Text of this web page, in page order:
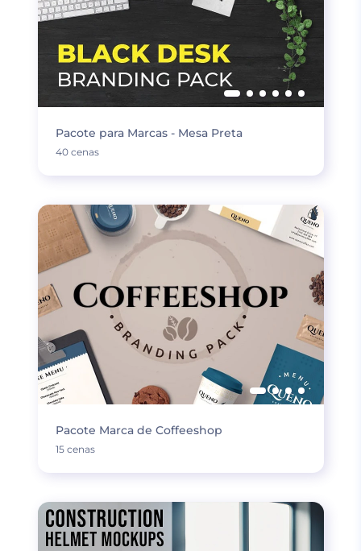
Pacote para Marcas - Mesa Preta
40 cenas
Pacote Marca de Coffeeshop
15 cenas